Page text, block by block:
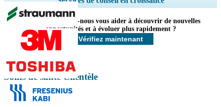
empresas, Benchmarking competitivo, e insights sobre o usuário final.
Personnaliser maintenant
Comment pouvons-nous vous aider à découvrir de nouvelles
opportunités et à évoluer plus rapidement ?
Vérifiez maintenant
Soins de santé Clientèle